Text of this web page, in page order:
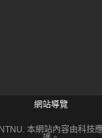
網站導覽
本網站內容由科技